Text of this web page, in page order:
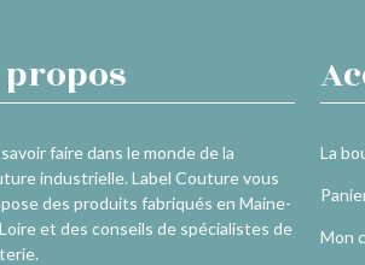
propos
faire dans le monde de la
industrielle. Label Couture vous
des produits fabriqués en Maine-
et des conseils de spécialistes de
La
Mon